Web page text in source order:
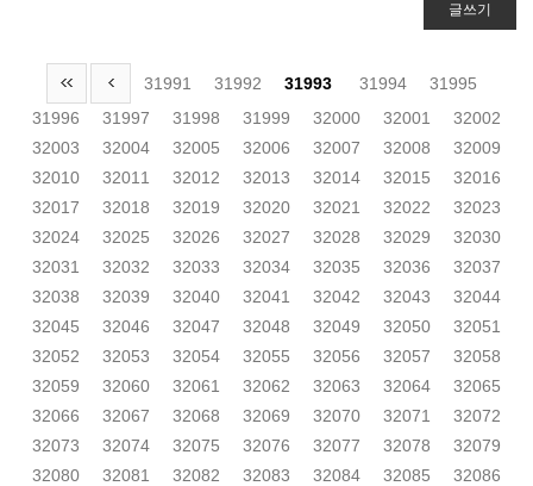
글쓰기
31991 31992 31993 31994
31995
31996
31997 31998 31999 32000 32001
32002
32003
32004 32005 32006 32007 32008
32009
32010
32011 32012 32013 32014 32015
32016
32017
32018 32019 32020 32021 32022
32023
32024
32025 32026 32027 32028 32029
32030
32031
32032 32033 32034 32035 32036
32037
32038
32039 32040 32041 32042 32043
32044
32045
32046 32047 32048 32049 32050
32051
32052
32053 32054 32055 32056 32057
32058
32059
32060 32061 32062 32063 32064
32065
32066
32067 32068 32069 32070 32071
32072
32073
32074 32075 32076 32077 32078
32079
32080
32081 32082 32083 32084 32085
32086